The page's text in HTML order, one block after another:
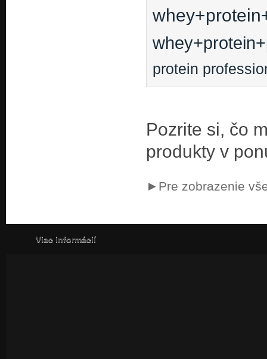
protein
Pozrite si, čo
produkty v
►Pre zobrazenie
Viac informácií